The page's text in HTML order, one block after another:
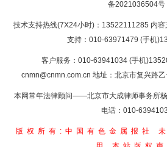
备2021036504号
技术支持热线(7X24小时)：13522111285 内
支持：010-63971479 (手机
客户服务：010-63941034 (手机
cnmn@cnmn.com.cn 地址：北京市复兴路
本网常年法律顾问——北京市大成律师事务所
电话：010-
版权所有:中国有色金属报社